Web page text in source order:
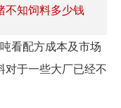
不知饲料多少钱
看配方成本及市场
于一些大厂已经不